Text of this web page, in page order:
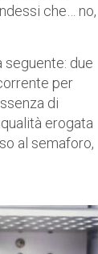
che… no,
due
per
di
erogata
al semaforo,